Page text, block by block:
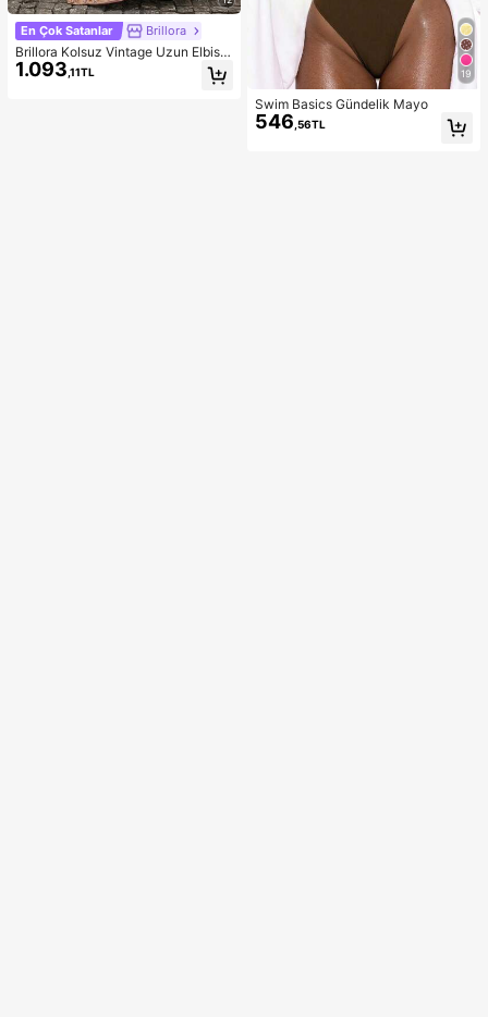
En Çok Satanlar Brillora
Brillora Kolsuz Vintage Uzun Elbise,
Yaz Modası
1.093 ,11TL 19
Swim Basics Gündelik Mayo
546 ,56TL